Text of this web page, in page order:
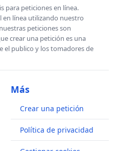
para peticiones en línea.
en línea utilizando nuestro
peticiones son
crear una petición es una
el publico y los tomadores de
Más
Crear una petición
Política de privacidad